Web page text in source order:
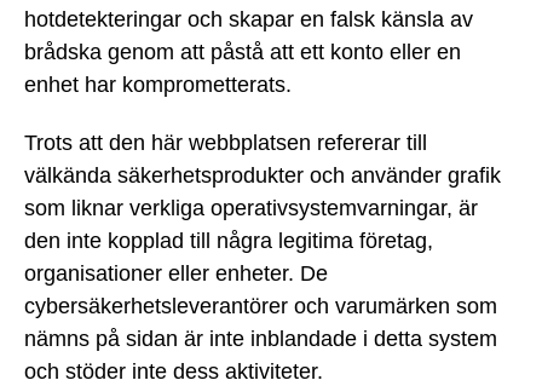
hotdetekteringar och skapar en falsk känsla av
brådska genom att påstå att ett konto eller en
enhet har komprometterats.
Trots att den här webbplatsen refererar till
välkända säkerhetsprodukter och använder grafik
som liknar verkliga operativsystemvarningar, är
den inte kopplad till några legitima företag,
organisationer eller enheter. De
cybersäkerhetsleverantörer och varumärken som
nämns på sidan är inte inblandade i detta system
och stöder inte dess aktiviteter.